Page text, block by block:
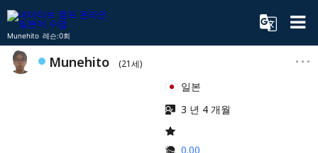
Munehito 레슨:0회
Munehito (21세)
일본
3 년 4 개월
0.00